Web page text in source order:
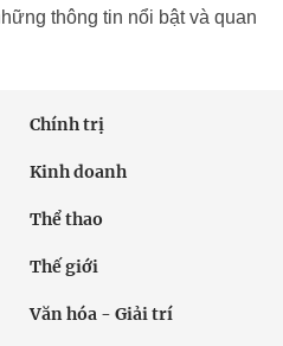
thông tin nổi bật và quan
Chính trị
Kinh doanh
Thể thao
Thế giới
Văn hóa - Giải trí